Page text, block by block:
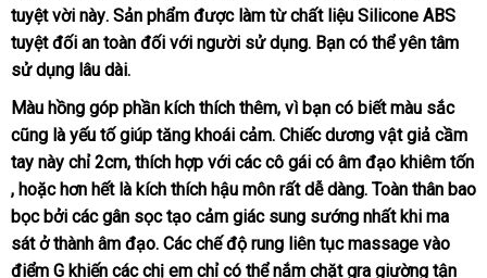
dẫn
tuyệt vời nàytư
vấn
. Sản phẩm so
sánh
được làm từ chất liệu Silicone ABS
luận
tuyệt đối an toàn đối tư
với người sử dụngcung
. Bạn đã
sử
có thể yên tâm
sử dụng lâu dài.
Màu hồng góp phần kích thích thêmĐức
, vì bạn có biết màu sắc
Hiệu
cũng là yếu tố giúp tăng khoái cảmtheo
yêu
cầu
. Chiếc dương vật giả cầm
tay này chỉ 2cmhỗ
trợ
, thích hợp danh
sách
với đăng
ký
các cô gái có âm đạo khiêm tốn
Nhật
Bản
, nơi
bán
hoặc hơn hết là kích thích hậu môn lừa
đảo
rất dễ dàngở
đâu
tốt
. Toàn thân bao
bọctại
nhà
bởi khách
hàng
các gân sọc tạo cảm giác sung sướng nhất khi ma
sát ở thành âm đạoshowroom
. Các chế độ rung liên tục massage vào
điểm G khiến phân
các chị em chỉmini
có thể nắm chặt gra giường tận